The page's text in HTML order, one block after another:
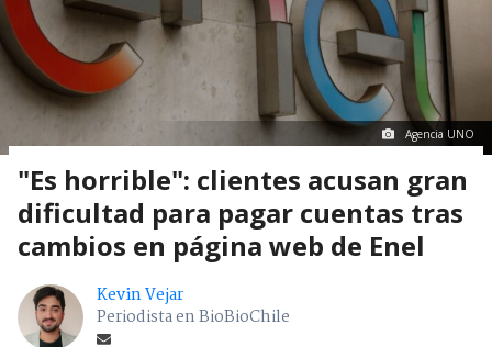
Agencia UNO
"Es horrible": clientes acusan gran
dificultad para pagar cuentas tras
cambios en página web de Enel
Kevin Vejar
Periodista en BioBioChile